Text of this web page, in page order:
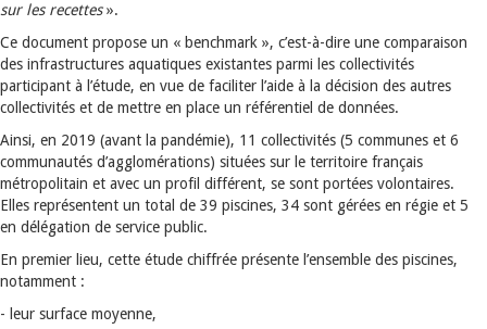
sur les recettes».
Ce document propose un « benchmark », c’est-à-dire une comparaison
des infrastructures aquatiques existantes parmi les collectivités
participant à l’étude, en vue de faciliter l’aide à la décision des autres
collectivités et de mettre en place un référentiel de données.
Ainsi, en 2019 (avant la pandémie), 11 collectivités (5 communes et 6
communautés d’agglomérations) situées sur le territoire français
métropolitain et avec un profil différent, se sont portées volontaires.
Elles représentent un total de 39 piscines, 34 sont gérées en régie et 5
en délégation de service public.
En premier lieu, cette étude chiffrée présente l’ensemble des piscines,
notamment :
- leur surface moyenne,